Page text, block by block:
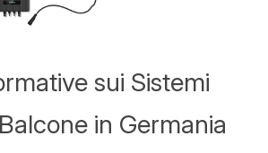
sui Sistemi
in Germania